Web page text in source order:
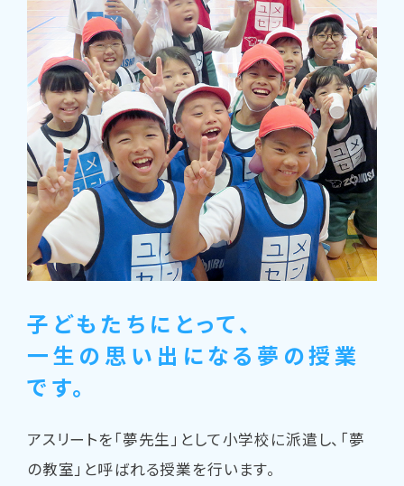
子どもたちにとって、
一生の思い出になる夢の授業
です。
アスリートを「夢先生」として小学校に派遣し、「夢
の教室」と呼ばれる授業を行います。